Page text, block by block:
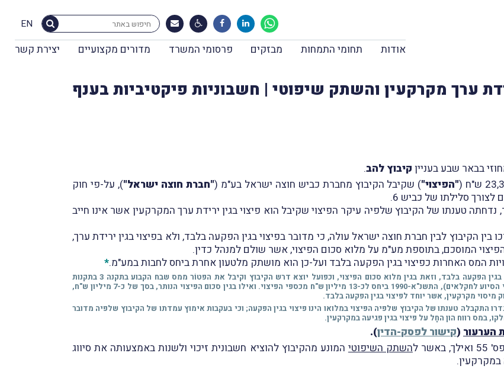
EN
אודות תחומי התמחות מבזקים פרסומי המשרד מדורים מקצועיים יצירת קשר
ערך מקרקעין והשתק שיפוטי | חשבוניות פיקטיביות בענף
קיבוץ להב.
"הפיצוי") שקיבל הקיבוץ מחברת כביש חוצה ישראל בע"מ ("חברת חוצה ישראל"), על-פי חוק
טענתו של הקיבוץ שלפיה עיקר הפיצוי שקיבל הוא פיצוי בגין ירידת ערך המקרקעין אשר אינו חייב
הקיבוץ לבין חברת חוצה ישראל עולה, כי מדובר בפיצוי בגין הפקעה בלבד, ולא בפיצוי בגין ירידת ערך,
המוסכם, בתוספת מע"מ על מלוא סכום הפיצוי, אשר שולם למנהל כדין.
המס האחרות כפיצוי בגין הפקעה בלבד ועל-כן הוא מושתק מלטעון אחרת ביחס לחבות במע"מ.*
הקיבוץ דיווח על תשלומי הפיצוי למנהל מיסוי מקרקעין כפיצוי בגין הפקעה בלבד, וזאת בגין מלוא סכום הפיצוי, וכפועל יוצא דרש הקיבוץ וקיבל את הפטוֹר ממס שבח הקבוע בתקנה 3 בתקנות
הסדרים במשק המדינה (תיקוני חקיקה) (הקלות מס בקשר להסדרי הסיוע לחקלאים), התשנ"א-1990 ביחס לכ-13 מיליון ש"ח מכספי הפיצוי. ואילו בגין סכום הפיצוי הנותר, בסך של כ-7 מיליון ש"ח,
טענתו של הקיבוץ שלפיה הפיצוי במלואו הינו פיצוי בגין הפקעה; וכי בעקבות אימוץ עמדתו של הקיבוץ שלפיה מדובר
במס רווח הון החָל על פיצוי בגין פגיעה במקרקעין.
הערעור (קישור לפסק-הדין).
ל
השתק השיפוטי המונע מהקיבוץ להוציא חשבונית זיכוי ולשנות באמצעותה את סיווג
במקרקעין.